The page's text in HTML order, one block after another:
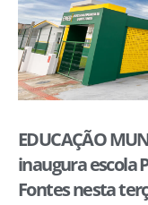
EDUCAÇÃO
inaugura escola
Fontes nesta